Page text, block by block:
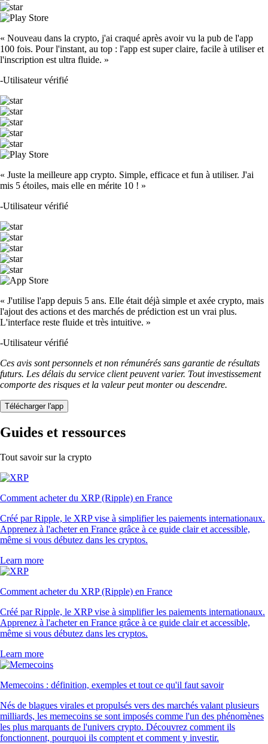
« Nouveau dans la crypto, j'ai craqué après avoir vu la pub de l'app
100 fois. Pour l'instant, au top : l'app est super claire, facile à utiliser et
l'inscription est ultra fluide. »
-Utilisateur vérifié
« Juste la meilleure app crypto. Simple, efficace et fun à utiliser. J'ai
mis 5 étoiles, mais elle en mérite 10 ! »
-Utilisateur vérifié
« J'utilise l'app depuis 5 ans. Elle était déjà simple et axée crypto, mais
l'ajout des actions et des marchés de prédiction est un vrai plus.
L'interface reste fluide et très intuitive. »
-Utilisateur vérifié
Ces avis sont personnels et non rémunérés sans garantie de résultats
futurs. Les délais du service client peuvent varier. Tout investissement
comporte des risques et la valeur peut monter ou descendre.
Télécharger l'app
Guides et ressources
Tout savoir sur la crypto
Comment acheter du XRP (Ripple) en France
Créé par Ripple, le XRP vise à simplifier les paiements internationaux.
Apprenez à l'acheter en France grâce à ce guide clair et accessible,
même si vous débutez dans les cryptos.
Learn more
Comment acheter du XRP (Ripple) en France
Créé par Ripple, le XRP vise à simplifier les paiements internationaux.
Apprenez à l'acheter en France grâce à ce guide clair et accessible,
même si vous débutez dans les cryptos.
Learn more
Memecoins : définition, exemples et tout ce qu'il faut savoir
Nés de blagues virales et propulsés vers des marchés valant plusieurs
milliards, les memecoins se sont imposés comme l'un des phénomènes
les plus marquants de l'univers crypto. Découvrez comment ils
fonctionnent, pourquoi ils comptent et comment y investir.